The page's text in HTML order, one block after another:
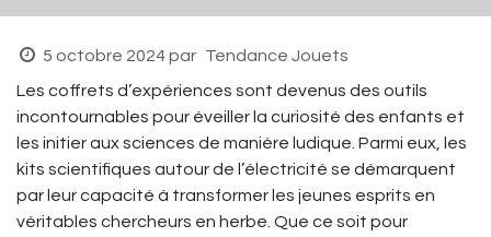
5 octobre 2024 par Tendance Jouets
Les coffrets d’expériences sont devenus des outils
incontournables pour éveiller la curiosité des enfants et
les initier aux sciences de manière ludique. Parmi eux, les
kits scientifiques autour de l’électricité se démarquent
par leur capacité à transformer les jeunes esprits en
véritables chercheurs en herbe. Que ce soit pour